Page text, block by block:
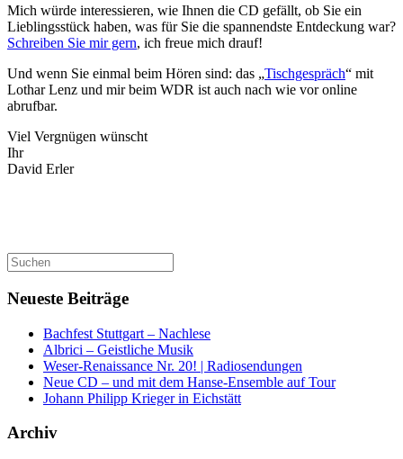
Mich würde interessieren, wie Ihnen die CD gefällt, ob Sie ein
Lieblingsstück haben, was für Sie die spannendste Entdeckung war?
Schreiben Sie mir gern, ich freue mich drauf!
Und wenn Sie einmal beim Hören sind: das „Tischgespräch“ mit
Lothar Lenz und mir beim WDR ist auch nach wie vor online
abrufbar.
Viel Vergnügen wünscht
Ihr
David Erler
Suchen
nach:
Neueste Beiträge
Bachfest Stuttgart – Nachlese
Albrici – Geistliche Musik
Weser-Renaissance Nr. 20! | Radiosendungen
Neue CD – und mit dem Hanse-Ensemble auf Tour
Johann Philipp Krieger in Eichstätt
Archiv